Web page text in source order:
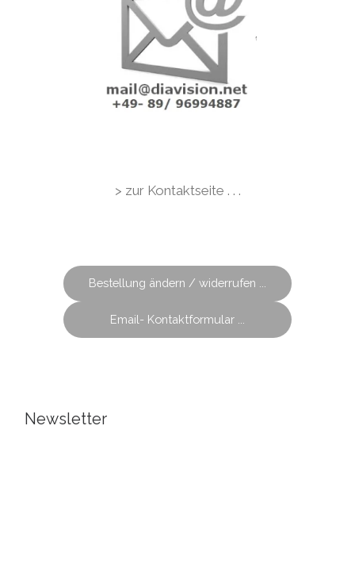
> zur Kontaktseite . . .
Bestellung ändern / widerrufen ...
Email- Kontaktformular ...
Newsletter